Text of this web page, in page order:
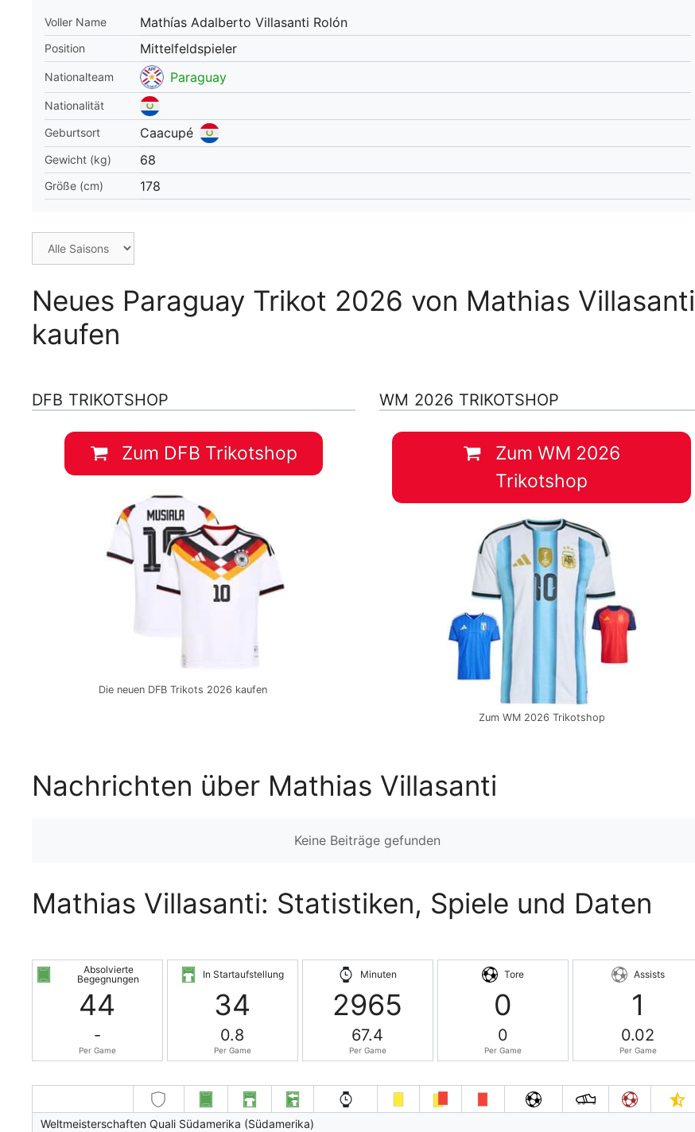
WM 2026 Spielplan Excel – kostenlos
downloaden & automatisch ausfüllen
Voller Name Mathías Adalberto Villasanti Rolón
Position Mittelfeldspieler
Nationalteam Paraguay
Nationalität
Geburtsort
Caacupé
Gewicht (kg) 68
Größe (cm) 178
Neues Paraguay Trikot 2026 von Mathias Villasanti
kaufen
DFB TRIKOTSHOP
Zum DFB Trikotshop
Die neuen DFB Trikots 2026 kaufen
WM 2026 TRIKOTSHOP
Zum WM 2026
Trikotshop
Zum WM 2026 Trikotshop
Nachrichten über Mathias Villasanti
Keine Beiträge gefunden
Mathias Villasanti: Statistiken, Spiele und Daten
Absolvierte
Begegnungen
44
-
Per Game
In Startaufstellung
34
0.8
Per Game
Minuten
2965
67.4
Per Game
Tore
0
0
Per Game
Assists
1
0.02
Per Game
Weltmeisterschaften Quali Südamerika (Südamerika)